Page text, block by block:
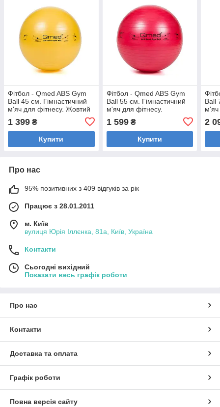
Фітбол - Qmed ABS Gym
Ball 45 см. Гімнастичний
м'яч для фітнесу. Жовтий
1 399 ₴
Купити
Фітбол - Qmed ABS Gym
Ball 55 см. Гімнастичний
м'яч для фітнесу.
1 599₴
Купити
Ball
м'яч
2
Про нас
95% позитивних з 409 відгуків за рік
Працює з 28.01.2011
м. Київ
вулиця Юрія Іллєнка, 81а, Київ, Україна
Контакти
Сьогодні вихідний
Показати весь графік роботи
Про нас
Контакти
Доставка та оплата
Графік роботи
Повна версія сайту